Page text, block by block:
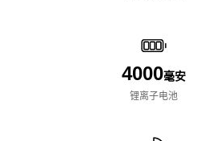
4000毫安
锂离子电池